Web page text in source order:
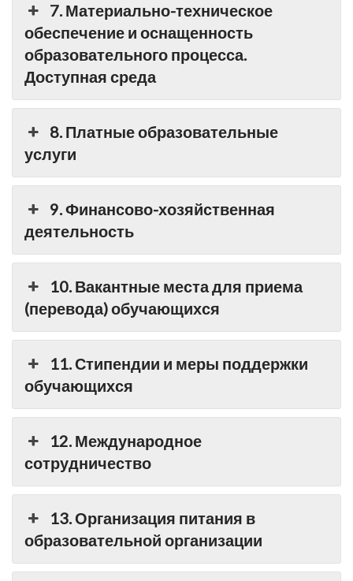
7. Материально-техническое
обеспечение и оснащенность
образовательного процесса.
Доступная среда
8. Платные образовательные
услуги
9. Финансово-хозяйственная
деятельность
10. Вакантные места для приема
(перевода) обучающихся
11. Стипендии и меры поддержки
обучающихся
12. Международное
сотрудничество
13. Организация питания в
образовательной организации